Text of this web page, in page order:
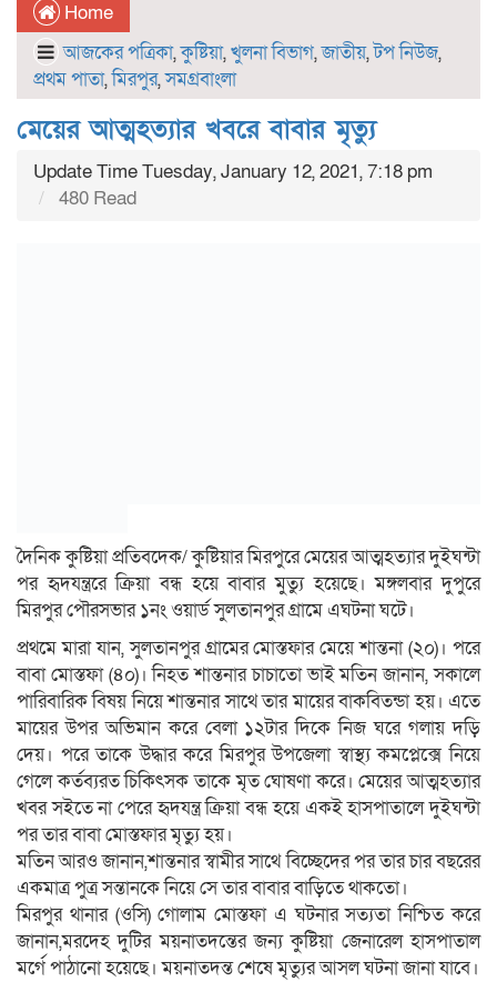
Home
আজকের পত্রিকা,কুষ্টিয়া,খুলনা বিভাগ,জাতীয়,টপ নিউজ,
প্রথম পাতা,মিরপুর,সমগ্রবাংলা
মেয়ের আত্মহত্যার খবরে বাবার মৃত্যু
Update Time Tuesday, January 12, 2021, 7:18 pm
480 Read
দৈনিক কুষ্টিয়া প্রতিবদেক/ কুষ্টিয়ার মিরপুরে মেয়ের আত্মহত্যার দুইঘন্টা
পর হৃদযন্ত্ররে ক্রিয়া বন্ধ হয়ে বাবার মুত্যু হয়েছে। মঙ্গলবার দুপুরে
মিরপুর পৌরসভার ১নং ওয়ার্ড সুলতানপুর গ্রামে এঘটনা ঘটে।
প্রথমে মারা যান, সুলতানপুর গ্রামের মোস্তফার মেয়ে শান্তনা (২০)। পরে
বাবা মোস্তফা (৪০)। নিহত শান্তনার চাচাতো ভাই মতিন জানান, সকালে
পারিবারিক বিষয় নিয়ে শান্তনার সাথে তার মায়ের বাকবিতন্ডা হয়। এতে
মায়ের উপর অভিমান করে বেলা ১২টার দিকে নিজ ঘরে গলায় দড়ি
দেয়। পরে তাকে উদ্ধার করে মিরপুর উপজেলা স্বাস্থ্য কমপ্লেক্সে নিয়ে
গেলে কর্তব্যরত চিকিৎসক তাকে মৃত ঘোষণা করে। মেয়ের আত্মহত্যার
খবর সইতে না পেরে হৃদযন্ত্র ক্রিয়া বন্ধ হয়ে একই হাসপাতালে দুইঘন্টা
পর তার বাবা মোস্তফার মৃত্যু হয়।
মতিন আরও জানান,শান্তনার স্বামীর সাথে বিচ্ছেদের পর তার চার বছরের
একমাত্র পুত্র সন্তানকে নিয়ে সে তার বাবার বাড়িতে থাকতো।
মিরপুর থানার (ওসি) গোলাম মোস্তফা এ ঘটনার সত্যতা নিশ্চিত করে
জানান,মরদেহ দুটির ময়নাতদন্তের জন্য কুষ্টিয়া জেনারেল হাসপাতাল
মর্গে পাঠানো হয়েছে। ময়নাতদন্ত শেষে মৃত্যুর আসল ঘটনা জানা যাবে।